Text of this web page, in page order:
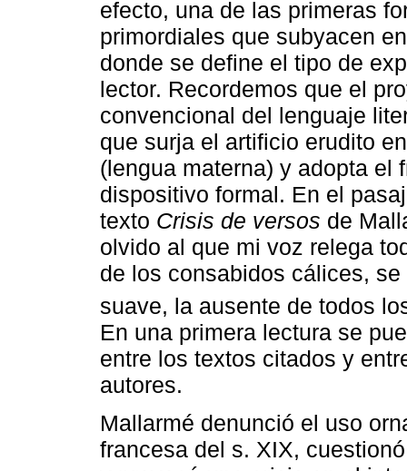
efecto, una de las primeras
primordiales que subyacen
donde se define el tipo de
lector. Recordemos que el
convencional del lenguaje
que surja el artificio erudito
(lengua materna) y adopta el
dispositivo formal. En el
texto Crisis de versos de
olvido al que mi voz relega
de los consabidos cálices,
suave, la ausente de todos
En una primera lectura se
entre los textos citados y
autores.
Mallarmé denunció el uso
francesa del s. XIX,